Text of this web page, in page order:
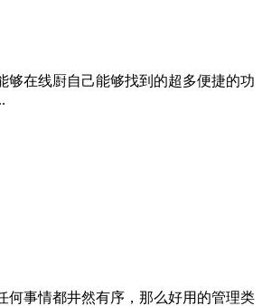
够在线㕑自己能够找到的超多便捷的功
何事情都井然有序，那么好用的管理类